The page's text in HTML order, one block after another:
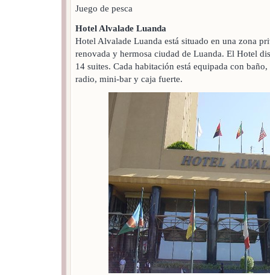
Juego de pesca
Hotel Alvalade Luanda
Hotel Alvalade Luanda está situado en una zona
renovada y hermosa ciudad de Luanda. El Hotel
14 suites. Cada habitación está equipada con
radio, mini-bar y caja fuerte.